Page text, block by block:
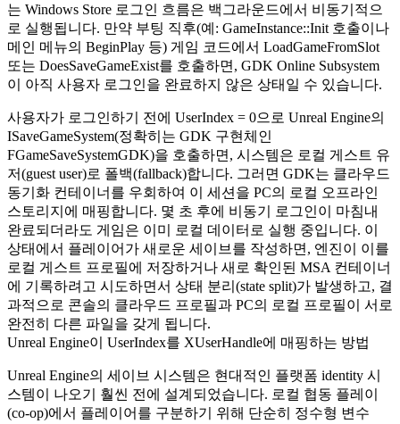
는 Windows Store 로그인 흐름은 백그라운드에서 비동기적으
로 실행됩니다. 만약 부팅 직후(예: GameInstance::Init 호출이나
메인 메뉴의 BeginPlay 등) 게임 코드에서 LoadGameFromSlot
또는 DoesSaveGameExist를 호출하면, GDK Online Subsystem
이 아직 사용자 로그인을 완료하지 않은 상태일 수 있습니다.
사용자가 로그인하기 전에 UserIndex = 0으로 Unreal Engine의
ISaveGameSystem(정확히는 GDK 구현체인
FGameSaveSystemGDK)을 호출하면, 시스템은 로컬 게스트 유
저(guest user)로 폴백(fallback)합니다. 그러면 GDK는 클라우드
동기화 컨테이너를 우회하여 이 세션을 PC의 로컬 오프라인
스토리지에 매핑합니다. 몇 초 후에 비동기 로그인이 마침내
완료되더라도 게임은 이미 로컬 데이터로 실행 중입니다. 이
상태에서 플레이어가 새로운 세이브를 작성하면, 엔진이 이를
로컬 게스트 프로필에 저장하거나 새로 확인된 MSA 컨테이너
에 기록하려고 시도하면서 상태 분리(state split)가 발생하고, 결
과적으로 콘솔의 클라우드 프로필과 PC의 로컬 프로필이 서로
완전히 다른 파일을 갖게 됩니다.
Unreal Engine이 UserIndex를 XUserHandle에 매핑하는 방법
Unreal Engine의 세이브 시스템은 현대적인 플랫폼 identity 시
스템이 나오기 훨씬 전에 설계되었습니다. 로컬 협동 플레이
(co-op)에서 플레이어를 구분하기 위해 단순히 정수형 변수